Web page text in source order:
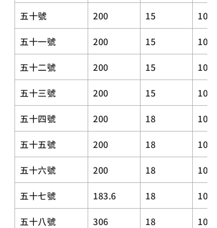
五十號 200 15
五十一號 200 15
五十二號 200 15
五十三號 200 15
五十四號 200 18
五十五號 200 18
五十六號 200 18
五十七號 183.6 18
五十八號 306 18